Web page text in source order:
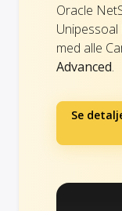
Oracle
med alle
Advanced.
Se